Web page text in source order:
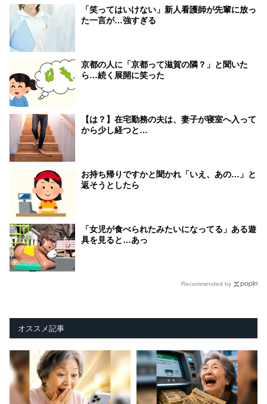
「笑ってはいけない」新人看護師が先輩に放っ
た一言が…強すぎる
京都の人に「京都って滋賀の隣？」と聞いた
ら…続く展開に笑った
【は？】在宅勤務の夫は、妻子が寝室へ入って
から少し経つと…
お持ち帰りですかと聞かれ「いえ、あの…」と
返そうとしたら
「女児が食べられたみたいになってる」ある遊
具を見ると…あっ
Recommended by
オススメ記事